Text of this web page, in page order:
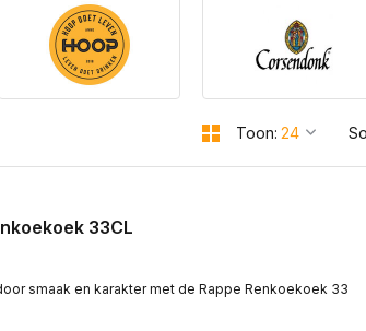
Toon:
33CL
smaak en karakter met de Rappe Renkoekoek 33